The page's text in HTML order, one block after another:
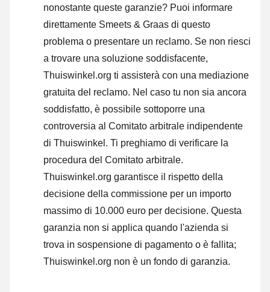
nonostante queste garanzie? Puoi informare
direttamente Smeets & Graas di questo
problema o presentare un reclamo. Se non riesci
a trovare una soluzione soddisfacente,
Thuiswinkel.org ti assisterà con una mediazione
gratuita del reclamo. Nel caso tu non sia ancora
soddisfatto, è possibile sottoporre una
controversia al Comitato arbitrale indipendente
di Thuiswinkel. Ti preghiamo di verificare la
procedura del Comitato arbitrale.
Thuiswinkel.org garantisce il rispetto della
decisione della commissione per un importo
massimo di 10.000 euro per decisione. Questa
garanzia non si applica quando l'azienda si
trova in sospensione di pagamento o è fallita;
Thuiswinkel.org non è un fondo di garanzia.